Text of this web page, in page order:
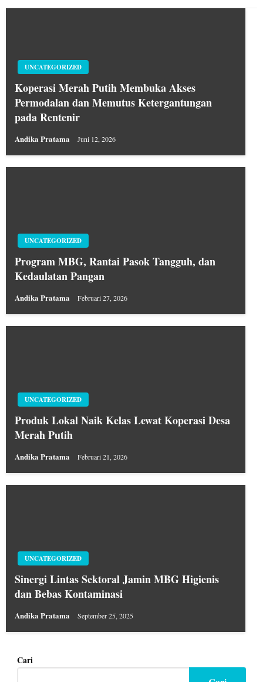
UNCATEGORIZED
Koperasi Merah Putih Membuka Akses
Permodalan dan Memutus Ketergantungan
pada Rentenir
Andika Pratama Juni 12, 2026
UNCATEGORIZED
Program MBG, Rantai Pasok Tangguh, dan
Kedaulatan Pangan
Andika Pratama Februari 27, 2026
UNCATEGORIZED
Produk Lokal Naik Kelas Lewat Koperasi Desa
Merah Putih
Andika Pratama Februari 21, 2026
UNCATEGORIZED
Sinergi Lintas Sektoral Jamin MBG Higienis
dan Bebas Kontaminasi
Andika Pratama September 25, 2025
Cari